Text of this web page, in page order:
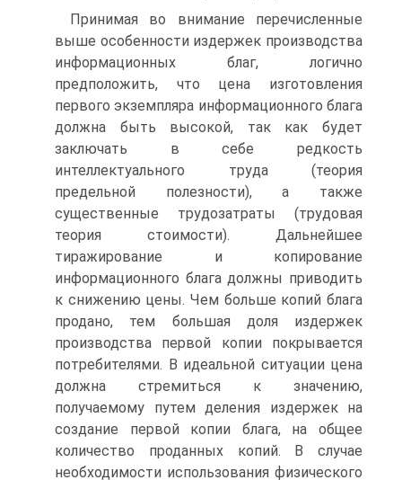
Принимая во внимание перечисленные
выше особенности издержек производства
информационных благ, логично
предположить, что цена изготовления
первого экземпляра информационного блага
должна быть высокой, так как будет
заключать в себе редкость
интеллектуального труда (теория
предельной полезности), а также
существенные трудозатраты (трудовая
теория стоимости). Дальнейшее
тиражирование и копирование
информационного блага должны приводить
к снижению цены. Чем больше копий блага
продано, тем большая доля издержек
производства первой копии покрывается
потребителями. В идеальной ситуации цена
должна стремиться к значению,
получаемому путем деления издержек на
создание первой копии блага, на общее
количество проданных копий. В случае
необходимости использования физического